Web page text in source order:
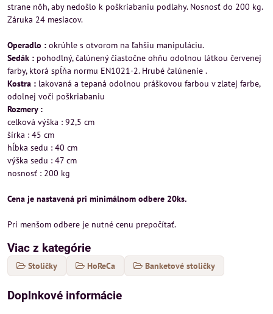
strane nôh, aby nedošlo k poškriabaniu podlahy. Nosnosť do 200 kg.
Záruka 24 mesiacov.
Operadlo : okrúhle s otvorom na ľahšiu manipuláciu.
Sedák : pohodlný, čalúnený čiastočne ohňu odolnou látkou červenej
farby, ktorá spĺňa normu EN1021-2. Hrubé čalúnenie .
Kostra : lakovaná a tepaná odolnou práškovou farbou v zlatej farbe,
odolnej voči poškriabaniu
Rozmery :
celková výška : 92,5 cm
šírka : 45 cm
hĺbka sedu : 40 cm
výška sedu : 47 cm
nosnosť : 200 kg
Cena je nastavená pri minimálnom odbere 20ks.
Pri menšom odbere je nutné cenu prepočítať.
Viac z kategórie
Stoličky HoReCa Banketové stoličky
Doplnkové informácie